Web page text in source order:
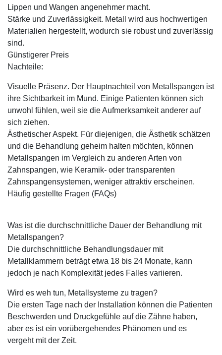
Lippen und Wangen angenehmer macht.
Stärke und Zuverlässigkeit. Metall wird aus hochwertigen
Materialien hergestellt, wodurch sie robust und zuverlässig
sind.
Günstigerer Preis
Nachteile:
Visuelle Präsenz. Der Hauptnachteil von Metallspangen ist
ihre Sichtbarkeit im Mund. Einige Patienten können sich
unwohl fühlen, weil sie die Aufmerksamkeit anderer auf
sich ziehen.
Ästhetischer Aspekt. Für diejenigen, die Ästhetik schätzen
und die Behandlung geheim halten möchten, können
Metallspangen im Vergleich zu anderen Arten von
Zahnspangen, wie Keramik- oder transparenten
Zahnspangensystemen, weniger attraktiv erscheinen.
Häufig gestellte Fragen (FAQs)
Was ist die durchschnittliche Dauer der Behandlung mit
Metallspangen?
Die durchschnittliche Behandlungsdauer mit
Metallklammern beträgt etwa 18 bis 24 Monate, kann
jedoch je nach Komplexität jedes Falles variieren.
Wird es weh tun, Metallsysteme zu tragen?
Die ersten Tage nach der Installation können die Patienten
Beschwerden und Druckgefühle auf die Zähne haben,
aber es ist ein vorübergehendes Phänomen und es
vergeht mit der Zeit.